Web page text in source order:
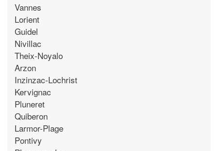
Vannes
Lorient
Guidel
Nivillac
Theix-Noyalo
Arzon
Inzinzac-Lochrist
Kervignac
Pluneret
Quiberon
Larmor-Plage
Pontivy